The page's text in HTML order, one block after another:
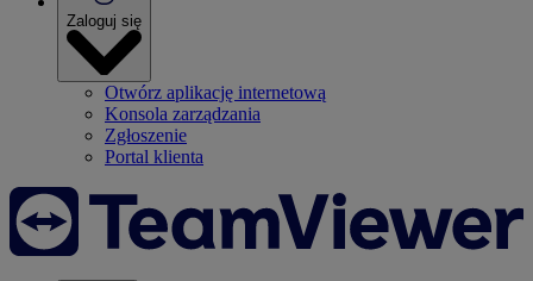
Zaloguj się
Otwórz aplikację internetową
Konsola zarządzania
Zgłoszenie
Portal klienta